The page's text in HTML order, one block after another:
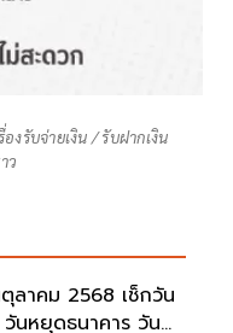
งรับจ่ายเงิน / รับฝากเงิน
ว
ลาคม 2568 เช็กวัน
นหยุดธนาคาร วัน